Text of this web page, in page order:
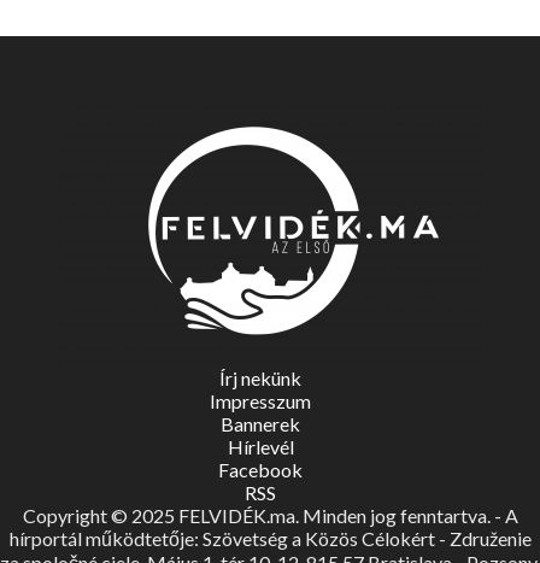
Írj nekünk
Impresszum
Bannerek
Hírlevél
Facebook
RSS
Copyright © 2025 FELVIDÉK.ma. Minden jog fenntartva. - A
hírportál működtetője: Szövetség a Közös Célokért - Združenie